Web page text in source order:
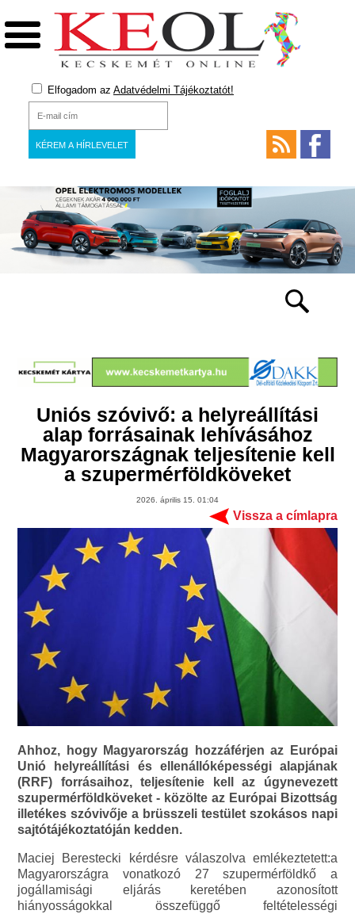
Elfogadom az Adatvédelmi Tájékoztatót!
Uniós szóvivő: a helyreállítási
alap forrásainak lehívásához
Magyarországnak teljesítenie kell
a szupermérföldköveket
2026. április 15. 01:04
Vissza a címlapra
Ahhoz, hogy Magyarország hozzáférjen az Európai
Unió helyreállítási és ellenállóképességi alapjának
(RRF) forrásaihoz, teljesítenie kell az úgynevezett
szupermérföldköveket - közölte az Európai Bizottság
illetékes szóvivője a brüsszeli testület szokásos napi
sajtótájékoztatóján kedden.
Maciej Berestecki kérdésre válaszolva emlékeztetett:a
Magyarországra vonatkozó 27 szupermérföldkő a
jogállamisági eljárás keretében azonosított
hiányosságokkal összefüggő feltételességi